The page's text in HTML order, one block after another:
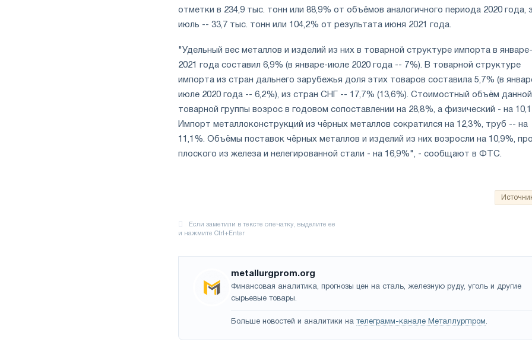
отметки в 234,9 тыс. тонн или 88,9% от объёмов аналогичного периода 2020 года,
июль -- 33,7 тыс. тонн или 104,2% от результата июня 2021 года.
"Удельный вес металлов и изделий из них в товарной структуре импорта в
2021 года составил 6,9% (в январе-июле 2020 года -- 7%). В товарной структуре
импорта из стран дальнего зарубежья доля этих товаров составила 5,7% (в
июле 2020 года -- 6,2%), из стран СНГ -- 17,7% (13,6%). Стоимостный объём данной
товарной группы возрос в годовом сопоставлении на 28,8%, а физический - на
Импорт металлоконструкций из чёрных металлов сократился на 12,3%, труб -- на
11,1%. Объёмы поставок чёрных металлов и изделий из них возросли на 10,9%,
плоского из железа и нелегированной стали - на 16,9%", - сообщают в ФТС.
metallurgprom.org
Финансовая аналитика, прогнозы цен на сталь, железную руду, уголь и другие
сырьевые товары.
Больше новостей и аналитики на телеграмм-канале Металлургпром.